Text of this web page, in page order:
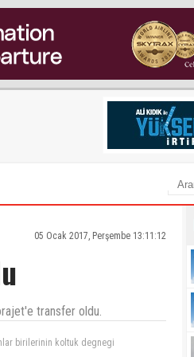
05 Ocak 2017, Perşembe 13:11:12
transfer oldu.
kayıp.